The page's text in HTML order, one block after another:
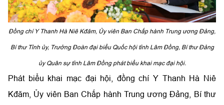
Đồng chí Y Thanh Hà Niê Kđăm, Ủy viên Ban Chấp hành Trung ương Đảng,
Bí thư Tỉnh ủy, Trưởng Đoàn đại biểu Quốc hội tỉnh Lâm Đồng, Bí thư Đảng
ủy Quân sự tỉnh Lâm Đồng phát biểu khai mạc đại hội.
Phát biểu khai mạc đại hội, đồng chí Y Thanh Hà Niê
Kđăm, Ủy viên Ban Chấp hành Trung ương Đảng, Bí thư